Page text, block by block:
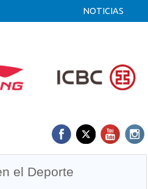
NOTICIAS
el Deporte